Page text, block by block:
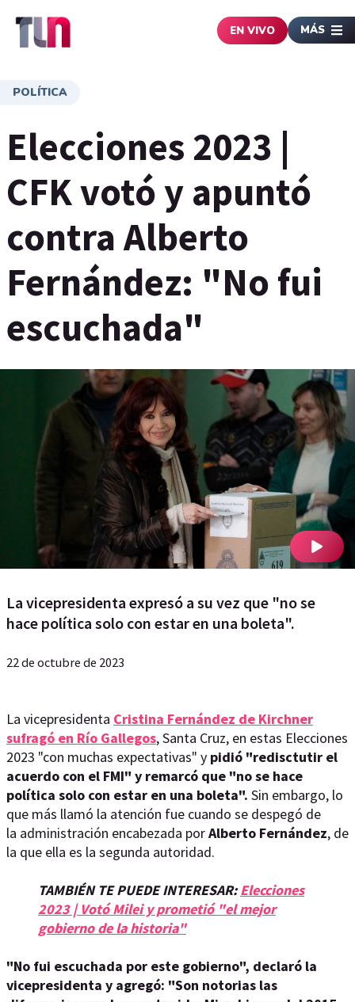
EN VIVO MÁS
POLÍTICA
Elecciones 2023 |
CFK votó y apuntó
contra Alberto
Fernández: "No fui
escuchada"
La vicepresidenta expresó a su vez que "no se
hace política solo con estar en una boleta".
22 de octubre de 2023
La vicepresidenta Cristina Fernández de Kirchner
sufragó en Río Gallegos, Santa Cruz, en estas Elecciones
2023 "con muchas expectativas" y pidió "redisctutir el
acuerdo con el FMI" y remarcó que "no se hace
política solo con estar en una boleta". Sin embargo, lo
que más llamó la atención fue cuando se despegó de
la administración encabezada porAlberto Fernández, de
la que ella es la segunda autoridad.
TAMBIÉN TE PUEDE INTERESAR:Elecciones
2023 | Votó Milei y prometió "el mejor
gobierno de la historia"
"No fui escuchada por este gobierno", declaró la
vicepresidenta y agregó: "Son notorias las